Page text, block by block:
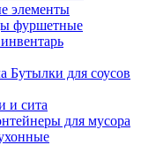
элементы
фуршетные
Бутылки для соусов
и сита
для мусора